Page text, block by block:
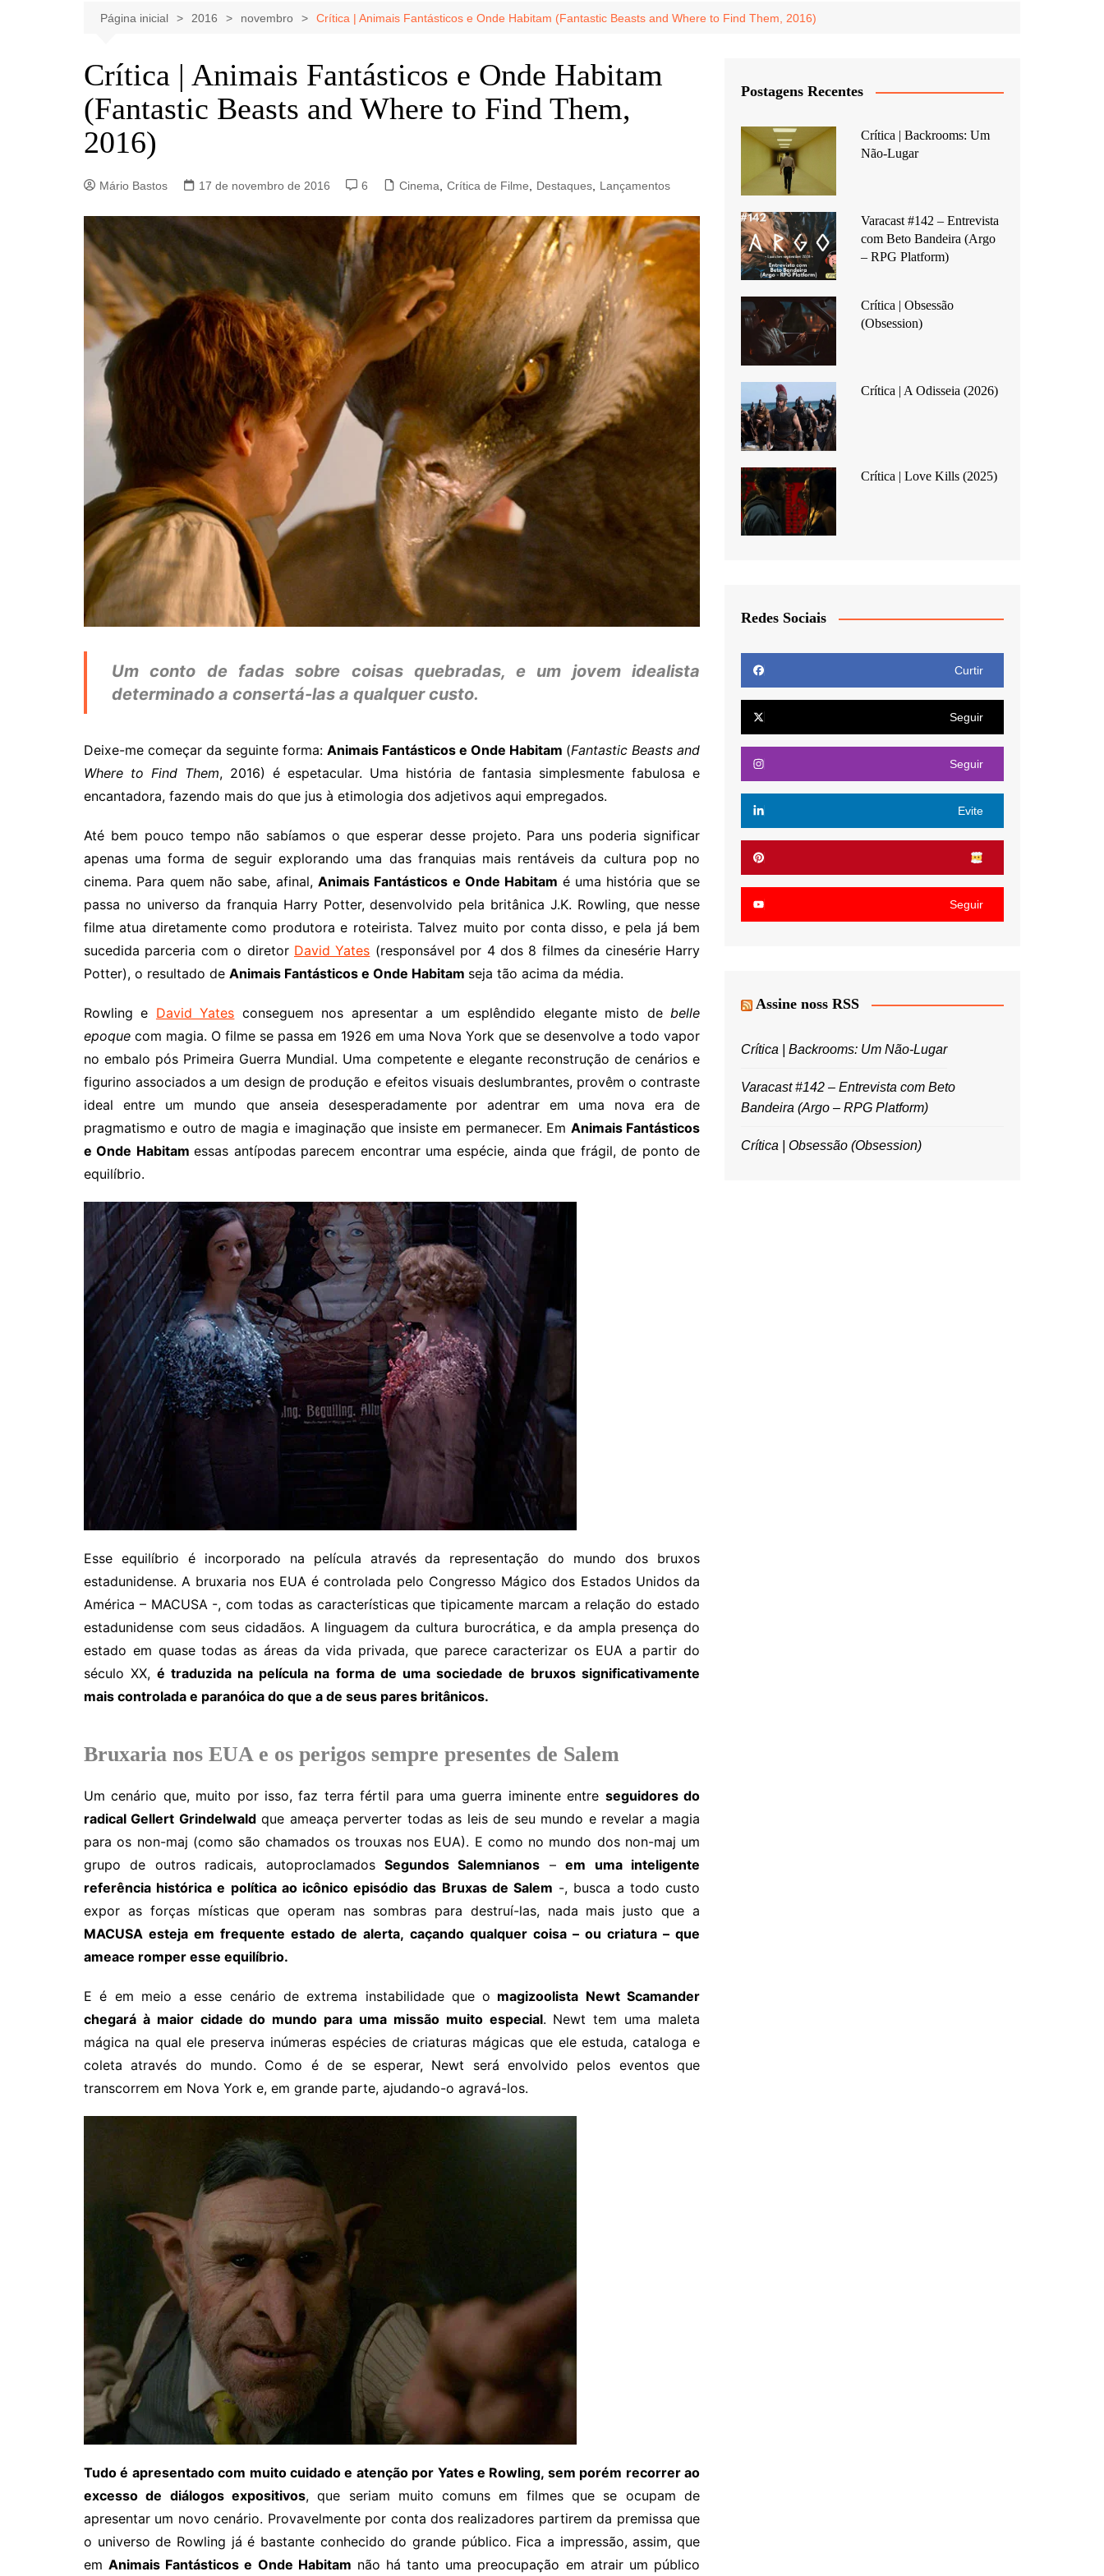
Celebridades
Música
Clássicos
Livros
Game ReviewRadiola Torresmo
Umbivis
Tv
Página inicial 2016 novembro Crítica | Animais Fantásticos e Onde Habitam (Fantastic Beasts and Where to Find Them, 2016)
Crítica | Animais Fantásticos e Onde Habitam
(Fantastic Beasts and Where to Find Them,
2016)
Mário Bastos 17 de novembro de 2016 6 Cinema Crítica de Filme Destaques Lançamentos
Um conto de fadas sobre coisas quebradas, e um jovem idealista
determinado a consertá-las a qualquer custo.
Deixe-me começar da seguinte forma: Animais Fantásticos e Onde Habitam (Fantastic Beasts and
Where to Find Them, 2016) é espetacular. Uma história de fantasia simplesmente fabulosa e
encantadora, fazendo mais do que jus à etimologia dos adjetivos aqui empregados.
Até bem pouco tempo não sabíamos o que esperar desse projeto. Para uns poderia significar
apenas uma forma de seguir explorando uma das franquias mais rentáveis da cultura pop no
cinema. Para quem não sabe, afinal, Animais Fantásticos e Onde Habitam é uma história que se
passa no universo da franquia Harry Potter, desenvolvido pela britânica J.K. Rowling, que nesse
filme atua diretamente como produtora e roteirista. Talvez muito por conta disso, e pela já bem
sucedida parceria com o diretor David Yates (responsável por 4 dos 8 filmes da cinesérie Harry
Potter), o resultado de Animais Fantásticos e Onde Habitam seja tão acima da média.
Rowling e David Yates conseguem nos apresentar a um esplêndido elegante misto de belle
epoque com magia. O filme se passa em 1926 em uma Nova York que se desenvolve a todo vapor
no embalo pós Primeira Guerra Mundial. Uma competente e elegante reconstrução de cenários e
figurino associados a um design de produção e efeitos visuais deslumbrantes, provêm o contraste
ideal entre um mundo que anseia desesperadamente por adentrar em uma nova era de
pragmatismo e outro de magia e imaginação que insiste em permanecer. Em Animais Fantásticos
e Onde Habitamessas antípodas parecem encontrar uma espécie, ainda que frágil, de ponto de
equilíbrio.
Esse equilíbrio é incorporado na película através da representação do mundo dos bruxos
estadunidense. A bruxaria nos EUA é controlada pelo Congresso Mágico dos Estados Unidos da
América – MACUSA -, com todas as características que tipicamente marcam a relação do estado
estadunidense com seus cidadãos. A linguagem da cultura burocrática, e da ampla presença do
estado em quase todas as áreas da vida privada, que parece caracterizar os EUA a partir do
século XX,é traduzida na película na forma de uma sociedade de bruxos significativamente
mais controlada e paranóica do que a de seus pares britânicos.
Bruxaria nos EUA e os perigos sempre presentes de Salem
Um cenário que, muito por isso, faz terra fértil para uma guerra iminente entre seguidores do
radical Gellert Grindelwaldque ameaça perverter todas as leis de seu mundo e revelar a magia
para os non-maj (como são chamados os trouxas nos EUA). E como no mundo dos non-maj um
grupo de outros radicais, autoproclamados Segundos Salemnianos –em uma inteligente
referência histórica e política ao icônico episódio das Bruxas de Salem -, busca a todo custo
expor as forças místicas que operam nas sombras para destruí-las, nada mais justo que a
MACUSA esteja em frequente estado de alerta, caçando qualquer coisa – ou criatura – que
ameace romper esse equilíbrio.
E é em meio a esse cenário de extrema instabilidade que o magizoolista Newt Scamander
chegará à maior cidade do mundo para uma missão muito especial. Newt tem uma maleta
mágica na qual ele preserva inúmeras espécies de criaturas mágicas que ele estuda, cataloga e
coleta através do mundo. Como é de se esperar, Newt será envolvido pelos eventos que
transcorrem em Nova York e, em grande parte, ajudando-o agravá-los.
Tudo é apresentado com muito cuidado e atenção por Yates e Rowling, sem porém recorrer ao
excesso de diálogos expositivos, que seriam muito comuns em filmes que se ocupam de
apresentar um novo cenário. Provavelmente por conta dos realizadores partirem da premissa que
o universo de Rowling já é bastante conhecido do grande público. Fica a impressão, assim, que
emAnimais Fantásticos e Onde Habitam não há tanto uma preocupação em atrair um público
Postagens Recentes
Crítica | Backrooms: Um
Não-Lugar
Varacast #142 – Entrevista
com Beto Bandeira (Argo
– RPG Platform)
Crítica | Obsessão
(Obsession)
Crítica | A Odisseia (2026)
Crítica | Love Kills (2025)
Redes Sociais
Curtir
Seguir
Seguir
Evite
Seguir
Assine noss RSS
Crítica | Backrooms: Um Não-Lugar
Varacast #142 – Entrevista com Beto
Bandeira (Argo – RPG Platform)
Crítica | Obsessão (Obsession)